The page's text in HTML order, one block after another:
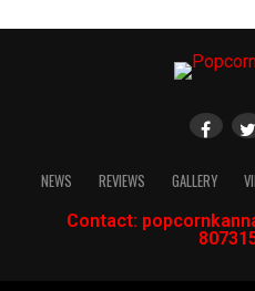
NEWS REVIEWS GALLERY
Contact: